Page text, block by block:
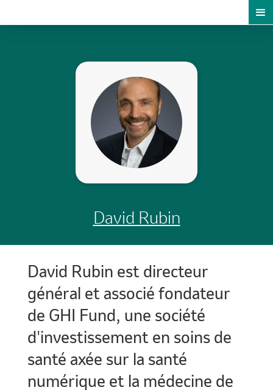
David Rubin
David Rubin est directeur
général et associé fondateur
de GHI Fund, une société
d'investissement en soins de
santé axée sur la santé
numérique et la médecine de